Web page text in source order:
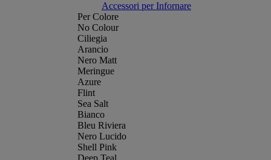
Accessori per Infornare
Per Colore
No Colour
Ciliegia
Arancio
Nero Matt
Meringue
Azure
Flint
Sea Salt
Bianco
Bleu Riviera
Nero Lucido
Shell Pink
Deep Teal